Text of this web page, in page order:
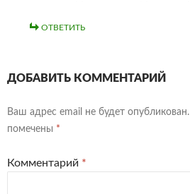
ОТВЕТИТЬ
ДОБАВИТЬ КОММЕНТАРИЙ
Ваш адрес email не будет опубликован.
помечены *
Комментарий *